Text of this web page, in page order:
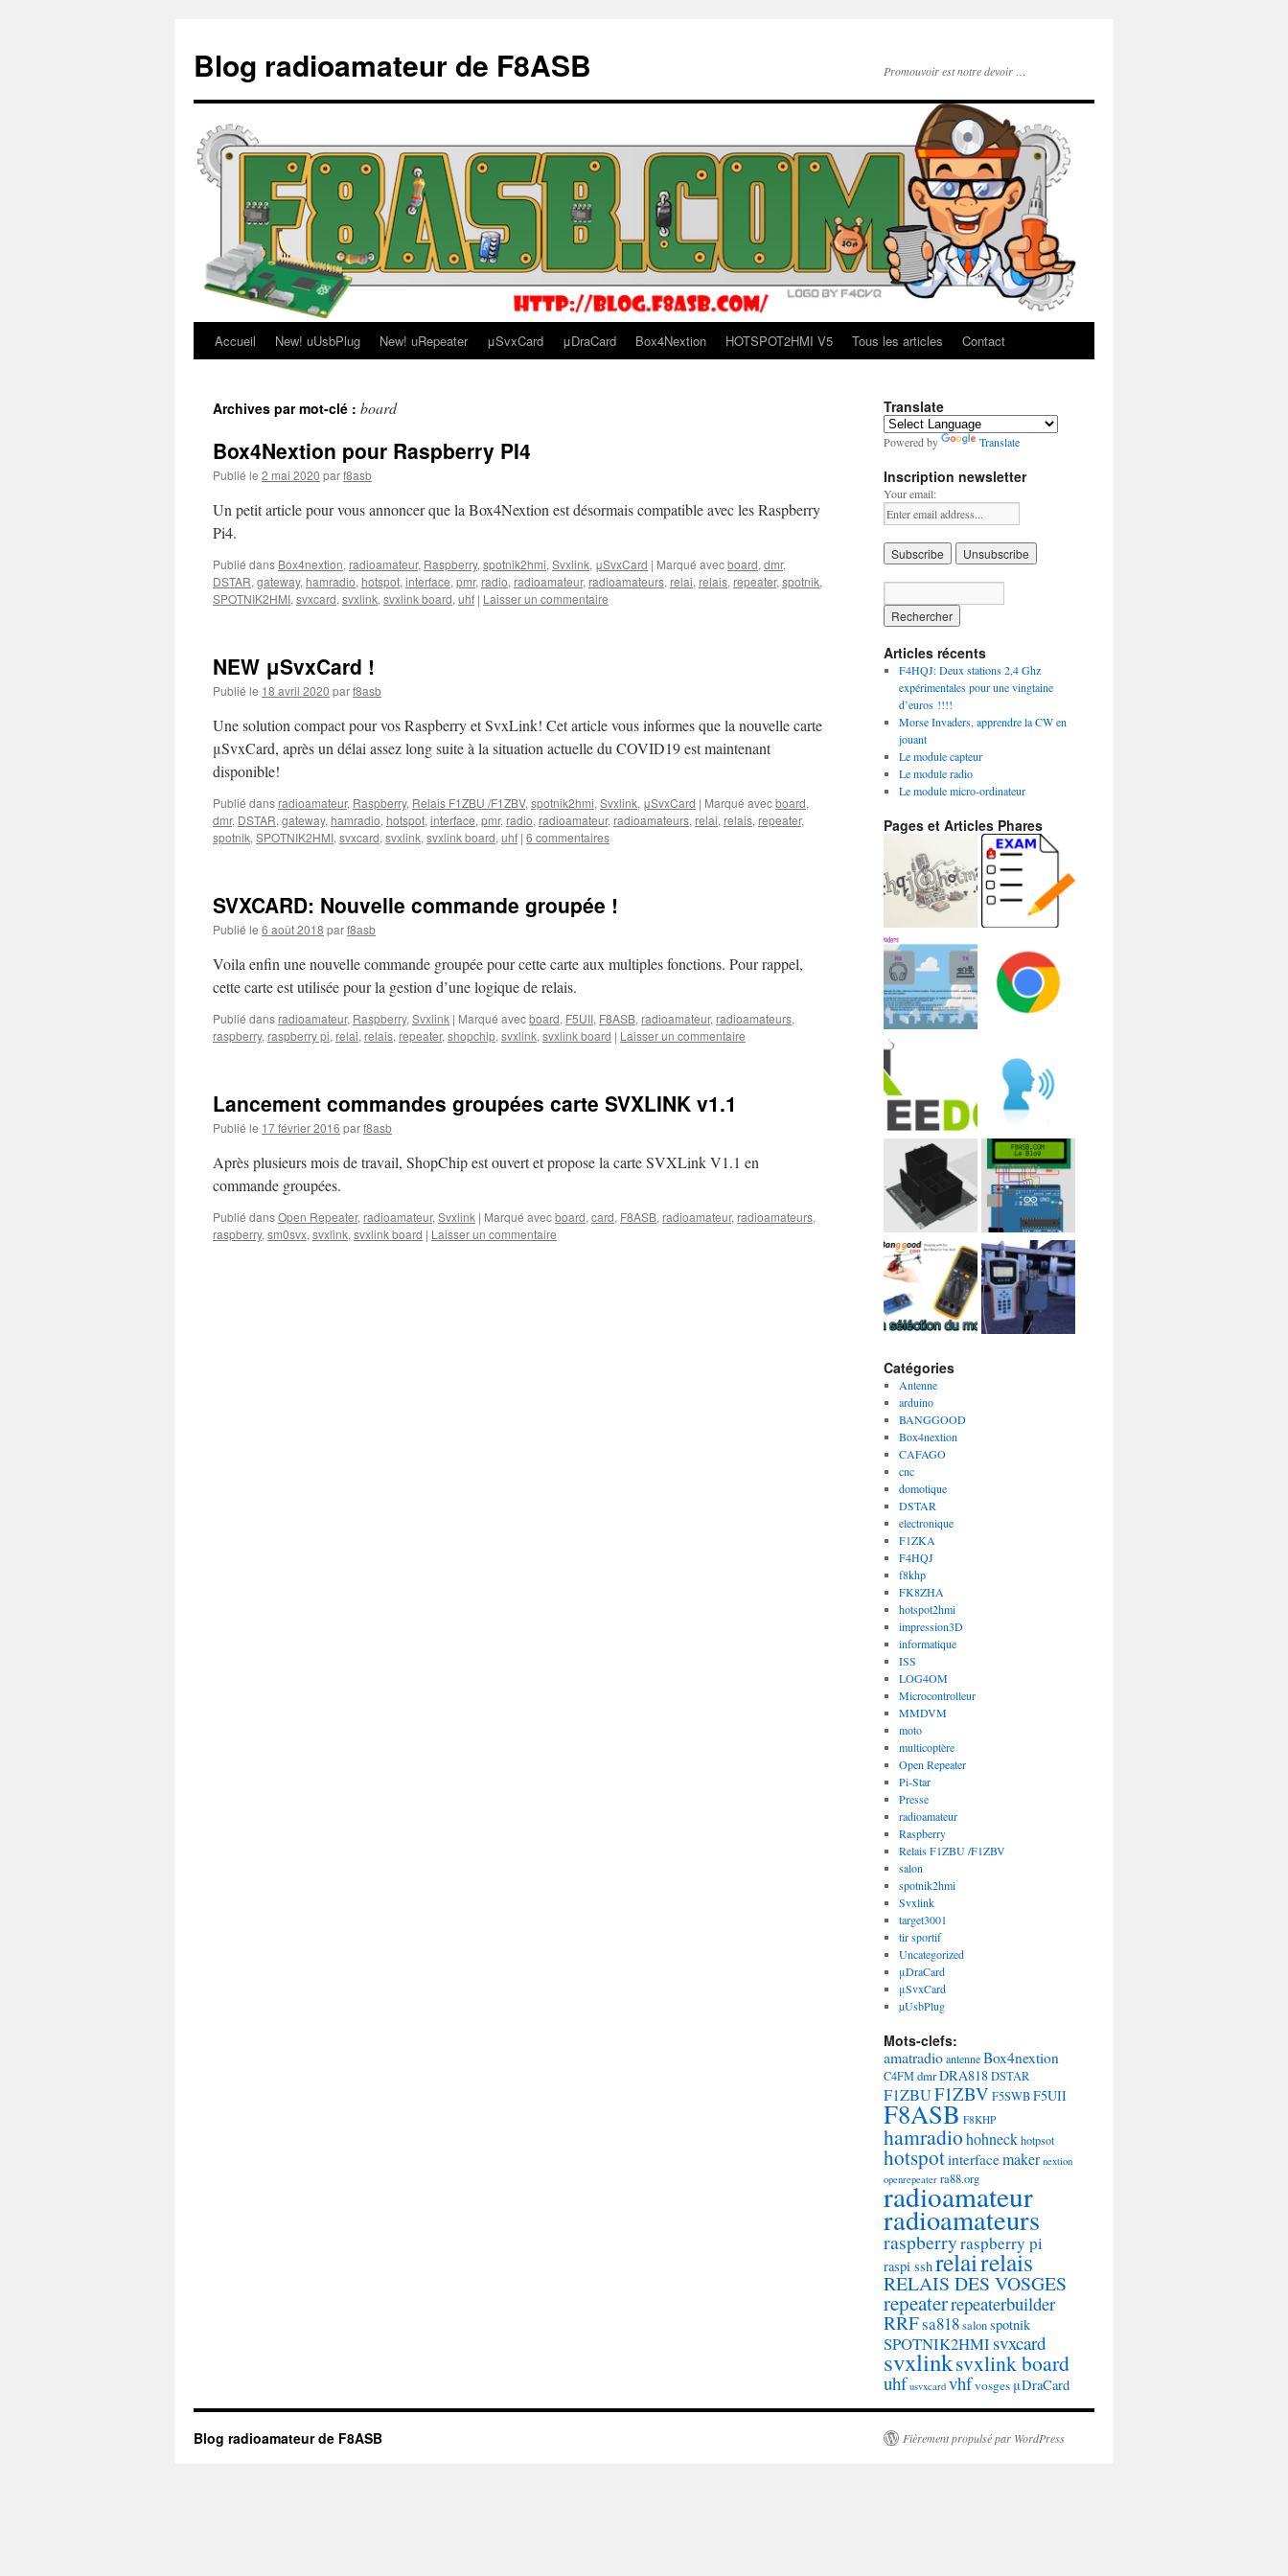
contenu
Blog radioamateur de F8ASB Promouvoir est notre devoir …
Accueil New! uUsbPlug New! uRepeater μSvxCard μDraCard Box4Nextion HOTSPOT2HMI V5 Tous les articles Contact
Archives par mot-clé : board
Box4Nextion pour Raspberry PI4
Publié le 2 mai 2020 parf8asb
Un petit article pour vous annoncer que la Box4Nextion est désormais compatible avec les Raspberry
Pi4.
Publié dans Box4nextion, radioamateur, Raspberry, spotnik2hmi, Svxlink, μSvxCard | Marqué avecboard, dmr,
DSTAR, gateway, hamradio, hotspot, interface, pmr, radio, radioamateur, radioamateurs, relai, relais, repeater, spotnik,
SPOTNIK2HMI, svxcard, svxlink, svxlink board, uhf | Laisser un commentaire
NEW μSvxCard !
Publié le 18 avril 2020 parf8asb
Une solution compact pour vos Raspberry et SvxLink! Cet article vous informes que la nouvelle carte
μSvxCard, après un délai assez long suite à la situation actuelle du COVID19 est maintenant
disponible!
Publié dans radioamateur, Raspberry, Relais F1ZBU /F1ZBV, spotnik2hmi, Svxlink, μSvxCard | Marqué avecboard,
dmr, DSTAR, gateway, hamradio, hotspot, interface, pmr, radio, radioamateur, radioamateurs, relai, relais, repeater,
spotnik, SPOTNIK2HMI, svxcard, svxlink, svxlink board, uhf | 6 commentaires
SVXCARD: Nouvelle commande groupée !
Publié le 6 août 2018 parf8asb
Voila enfin une nouvelle commande groupée pour cette carte aux multiples fonctions. Pour rappel,
cette carte est utilisée pour la gestion d’une logique de relais.
Publié dans radioamateur, Raspberry, Svxlink | Marqué avecboard, F5UII, F8ASB, radioamateur, radioamateurs,
raspberry, raspberry pi, relai, relais, repeater, shopchip, svxlink, svxlink board | Laisser un commentaire
Lancement commandes groupées carte SVXLINK v1.1
Publié le 17 février 2016 parf8asb
Après plusieurs mois de travail, ShopChip est ouvert et propose la carte SVXLink V1.1 en
commande groupées.
Publié dansOpen Repeater, radioamateur, Svxlink | Marqué avecboard, card, F8ASB, radioamateur, radioamateurs,
raspberry, sm0svx, svxlink, svxlink board | Laisser un commentaire
Translate
Powered by Translate
Inscription newsletter
Your email:
Articles récents
F4HQJ: Deux stations 2,4 Ghz
expérimentales pour une vingtaine
d’euros !!!!
Morse Invaders, apprendre la CW en
jouant
Le module capteur
Le module radio
Le module micro-ordinateur
Pages et Articles Phares
Catégories
Antenne
arduino
BANGGOOD
Box4nextion
CAFAGO
cnc
domotique
DSTAR
electronique
F1ZKA
F4HQJ
f8khp
FK8ZHA
hotspot2hmi
impression3D
informatique
ISS
LOG4OM
Microcontrolleur
MMDVM
moto
multicoptère
Open Repeater
Pi-Star
Presse
radioamateur
Raspberry
Relais F1ZBU /F1ZBV
salon
spotnik2hmi
Svxlink
target3001
tir sportif
Uncategorized
μDraCard
μSvxCard
µUsbPlug
Mots-clefs:
amatradioantenneBox4nextion
C4FMdmrDRA818DSTAR
F1ZBUF1ZBV F5SWBF5UII
F8ASB F8KHP
hamradiohohneckhotpsot
hotspotinterfacemaker nextion
openrepeater ra88.org
radioamateur
radioamateurs
raspberryraspberry pi
raspi sshrelairelais
RELAIS DES VOSGES
repeaterrepeaterbuilder
RRFsa818salonspotnik
SPOTNIK2HMIsvxcard
svxlinksvxlink board
uhf usvxcard vhfvosges μDraCard
Blog radioamateur de F8ASB Fièrement propulsé par WordPress